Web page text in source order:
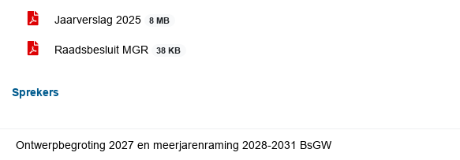
Jaarverslag 2025 8 MB
Raadsbesluit MGR 38 KB
Sprekers
Ontwerpbegroting 2027 en meerjarenraming 2028-2031 BsGW